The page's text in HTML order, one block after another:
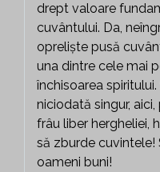
drept valoare
cuvântului. Da,
opreliște pusă
una dintre cele mai
închisoarea
niciodată singur,
frâu liber hergheliei,
să zburde cuvintele!
oameni buni!